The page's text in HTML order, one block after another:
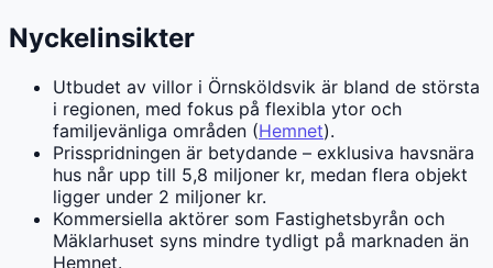
Nyckelinsikter
Utbudet av villor i Örnsköldsvik är bland de största
i regionen, med fokus på flexibla ytor och
familjevänliga områden (Hemnet).
Prisspridningen är betydande – exklusiva havsnära
hus når upp till 5,8 miljoner kr, medan flera objekt
ligger under 2 miljoner kr.
Kommersiella aktörer som Fastighetsbyrån och
Mäklarhuset syns mindre tydligt på marknaden än
Hemnet.